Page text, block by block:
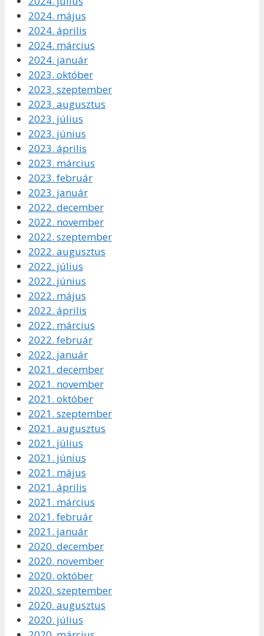
2024. május
2024. április
2024. március
2024. január
2023. október
2023. szeptember
2023. augusztus
2023. július
2023. június
2023. április
2023. március
2023. február
2023. január
2022. december
2022. november
2022. szeptember
2022. augusztus
2022. július
2022. június
2022. május
2022. április
2022. március
2022. február
2022. január
2021. december
2021. november
2021. október
2021. szeptember
2021. augusztus
2021. július
2021. június
2021. május
2021. április
2021. március
2021. február
2021. január
2020. december
2020. november
2020. október
2020. szeptember
2020. augusztus
2020. július